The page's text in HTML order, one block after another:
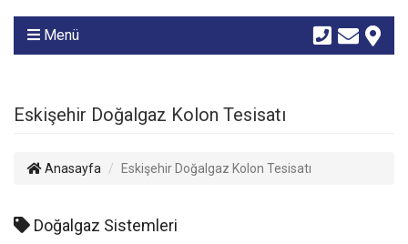
Menü
Eskişehir Doğalgaz Kolon Tesisatı
Anasayfa Eskişehir Doğalgaz Kolon Tesisatı
Doğalgaz Sistemleri